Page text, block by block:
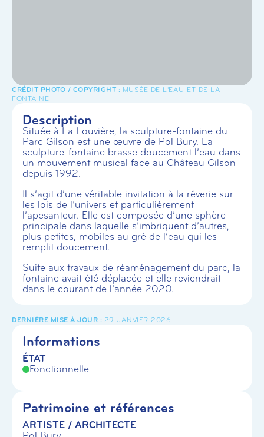
MUSÉE DE L'EAU ET DE LA
FONTAINE
Description
Située à La Louvière, la sculpture-fontaine du
Parc Gilson est une œuvre de Pol Bury. La
sculpture-fontaine brasse doucement l’eau dans
un mouvement musical face au Château Gilson
depuis 1992.
Il s’agit d’une véritable invitation à la rêverie sur
les lois de l’univers et particulièrement
l’apesanteur. Elle est composée d’une sphère
principale dans laquelle s’imbriquent d’autres,
plus petites, mobiles au gré de l’eau qui les
remplit doucement.
Suite aux travaux de réaménagement du parc, la
fontaine avait été déplacée et elle reviendrait
dans le courant de l’année 2020.
29 JANVIER 2026
Informations
ÉTAT
Fonctionnelle
Patrimoine et références
ARTISTE / ARCHITECTE